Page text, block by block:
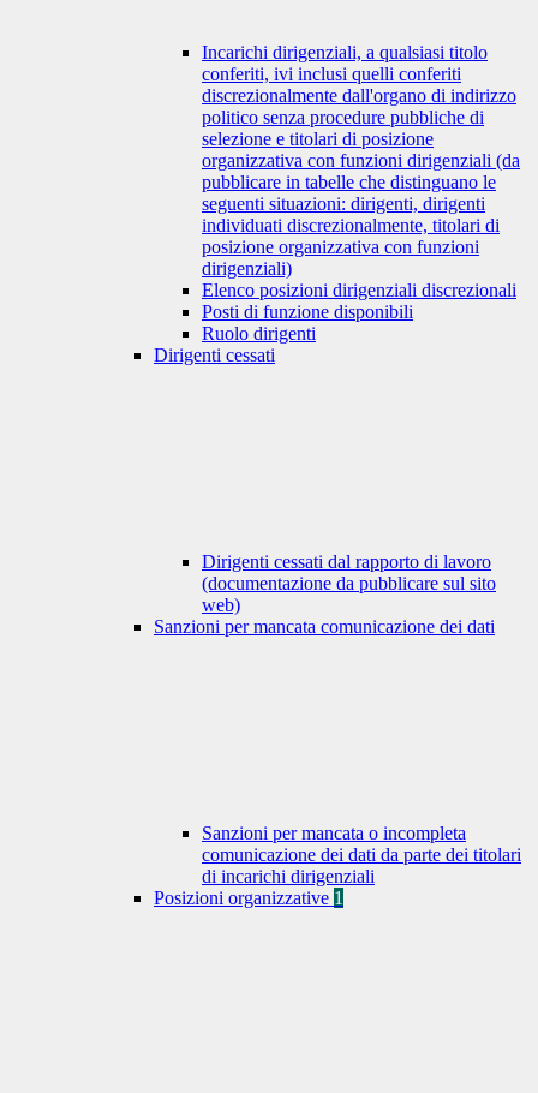
Incarichi dirigenziali, a qualsiasi titolo
conferiti, ivi inclusi quelli conferiti
discrezionalmente dall'organo di indirizzo
politico senza procedure pubbliche di
selezione e titolari di posizione
organizzativa con funzioni dirigenziali (da
pubblicare in tabelle che distinguano le
seguenti situazioni: dirigenti, dirigenti
individuati discrezionalmente, titolari di
posizione organizzativa con funzioni
dirigenziali)
Elenco posizioni dirigenziali discrezionali
Posti di funzione disponibili
Ruolo dirigenti
Dirigenti cessati
Dirigenti cessati dal rapporto di lavoro
(documentazione da pubblicare sul sito
web)
Sanzioni per mancata comunicazione dei dati
Sanzioni per mancata o incompleta
comunicazione dei dati da parte dei titolari
di incarichi dirigenziali
Posizioni organizzative 1